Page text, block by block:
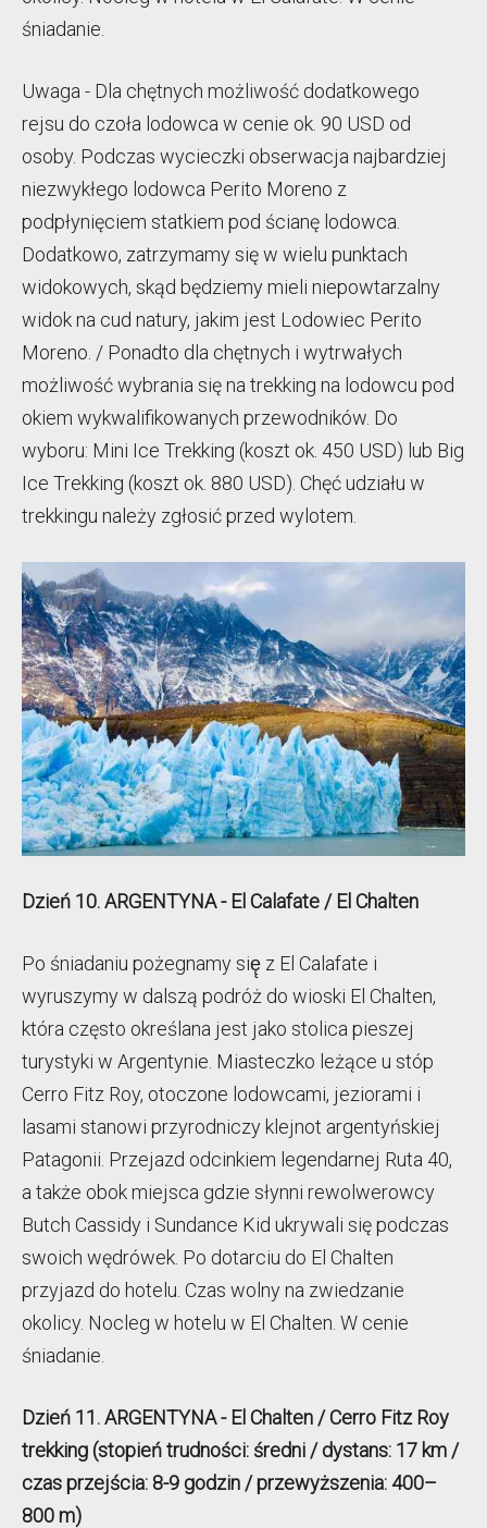
śniadanie.
Uwaga - Dla chętnych możliwość dodatkowego
rejsu do czoła lodowca w cenie ok. 90 USD od
osoby. Podczas wycieczki obserwacja najbardziej
niezwykłego lodowca Perito Moreno z
podpłynięciem statkiem pod ścianę lodowca.
Dodatkowo, zatrzymamy się w wielu punktach
widokowych, skąd będziemy mieli niepowtarzalny
widok na cud natury, jakim jest Lodowiec Perito
Moreno. / Ponadto dla chętnych i wytrwałych
możliwość wybrania się na trekking na lodowcu pod
okiem wykwalifikowanych przewodników. Do
wyboru: Mini Ice Trekking (koszt ok. 450 USD) lub Big
Ice Trekking (koszt ok. 880 USD). Chęć udziału w
trekkingu należy zgłosić przed wylotem.
Dzień 10. ARGENTYNA - El Calafate / El Chalten
Po śniadaniu pożegnamy się̨ z El Calafate i
wyruszymy w dalszą podróż do wioski El Chalten,
która często określana jest jako stolica pieszej
turystyki w Argentynie. Miasteczko leżące u stóp
Cerro Fitz Roy, otoczone lodowcami, jeziorami i
lasami stanowi przyrodniczy klejnot argentyńskiej
Patagonii. Przejazd odcinkiem legendarnej Ruta 40,
a także obok miejsca gdzie słynni rewolwerowcy
Butch Cassidy i Sundance Kid ukrywali się podczas
swoich wędrówek. Po dotarciu do El Chalten
przyjazd do hotelu. Czas wolny na zwiedzanie
okolicy. Nocleg w hotelu w El Chalten. W cenie
śniadanie.
Dzień 11. ARGENTYNA - El Chalten / Cerro Fitz Roy
trekking (stopień trudności: średni / dystans: 17 km /
czas przejścia: 8-9 godzin / przewyższenia: 400–
800 m)